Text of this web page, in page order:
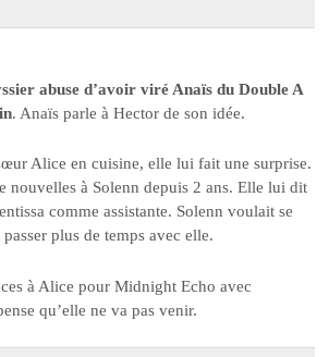
abuse d’avoir viré Anaïs du Double A
. Anaïs parle à Hector de son idée.
Alice en cuisine, elle lui fait une surprise.
nouvelles à Solenn depuis 2 ans. Elle lui dit
comme assistante. Solenn voulait se
plus de temps avec elle.
à Alice pour Midnight Echo avec
qu’elle ne va pas venir.